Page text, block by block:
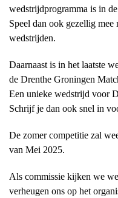
wedstrijdprogramma is in
Speel dan ook gezellig mee
wedstrijden.
Daarnaast is in het laatste
de Drenthe Groningen
Een unieke wedstrijd voor
Schrijf je dan ook snel in
De zomer competitie zal
van Mei 2025.
Als commissie kijken we
verheugen ons op het